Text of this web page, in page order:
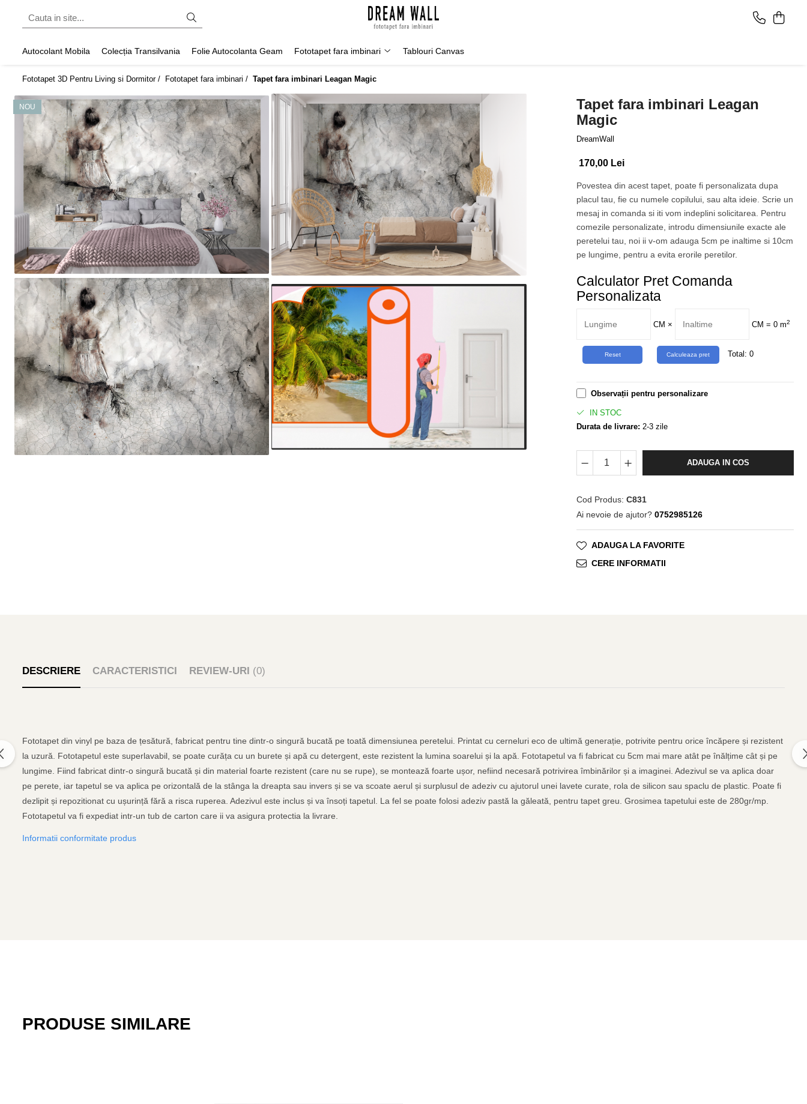
Abstract
Arhitectura
Fluid Art
Forme Geometrice
Fototapet 3D
Frescă
Frunze
Natura
Peisaj
Pentru copii
Tropical
Watercolor
Autocolant Mobila Colecția Transilvania Folie Autocolanta Geam Fototapet fara imbinari Tablouri Canvas
Fototapet 3D Pentru Living si Dormitor / Fototapet fara imbinari / Tapet fara imbinari Leagan Magic
NOU
Tapet fara imbinari Leagan
Magic
DreamWall
170,00 Lei
Povestea din acest tapet, poate fi personalizata dupa
placul tau, fie cu numele copilului, sau alta ideie. Scrie un
mesaj in comanda si iti vom indeplini solicitarea. Pentru
comezile personalizate, introdu dimensiunile exacte ale
peretelui tau, noi ii v-om adauga 5cm pe inaltime si 10cm
pe lungime, pentru a evita erorile peretilor.
Calculator Pret Comanda
Personalizata
CM × CM =0 m2
Total:0
Observații pentru personalizare
IN STOC
Durata de livrare: 2-3 zile
ADAUGA IN COS
Cod Produs: C831
Ai nevoie de ajutor? 0752985126
ADAUGA LA FAVORITE
CERE INFORMATII
DESCRIERE CARACTERISTICI REVIEW-URI (0)
Fototapet din vinyl pe baza de țesătură, fabricat pentru tine dintr-o singură bucată pe toată dimensiunea peretelui. Printat cu cerneluri eco de ultimă generație, potrivite pentru orice încăpere și rezistent
la uzură. Fototapetul este superlavabil, se poate curăța cu un burete și apă cu detergent, este rezistent la lumina soarelui și la apă. Fototapetul va fi fabricat cu 5cm mai mare atât pe înălțime cât și pe
lungime. Fiind fabricat dintr-o singură bucată și din material foarte rezistent (care nu se rupe), se montează foarte ușor, nefiind necesară potrivirea îmbinărilor și a imaginei. Adezivul se va aplica doar
pe perete, iar tapetul se va aplica pe orizontală de la stânga la dreapta sau invers și se va scoate aerul și surplusul de adeziv cu ajutorul unei lavete curate, rola de silicon sau spaclu de plastic. Poate fi
dezlipit și repozitionat cu ușurință fără a risca ruperea. Adezivul este inclus și va însoți tapetul. La fel se poate folosi adeziv pastă la găleată, pentru tapet greu. Grosimea tapetului este de 280gr/mp.
Fototapetul va fi expediat intr-un tub de carton care ii va asigura protectia la livrare.
Informatii conformitate produs
PRODUSE SIMILARE